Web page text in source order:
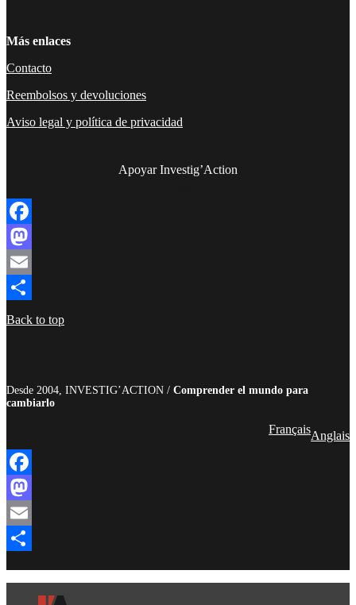
Más enlaces
Contacto
Reembolsos y devoluciones
Aviso legal y política de privacidad
Apoyar Investig’Action
Facebook
Mastodon
Email
Compartir
Back to top
Desde 2004, INVESTIG’ACTION / Comprender el mundo para
cambiarlo
FrançaisAnglais
Facebook
Mastodon
Email